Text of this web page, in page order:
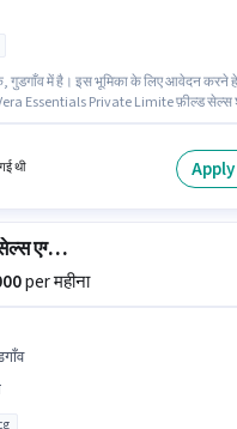
गुडगाँव में है। इस भूमिका के लिए आवेदन करने
Essentials Private Limite फ़ील्ड सेल्स
- 6+ वर्षो वर्ष के अनुभव वाले के लिए उपयुक्त है।
थी
FMCG फील्ड सेल्स एग्जीक्यूटिव
per महीना